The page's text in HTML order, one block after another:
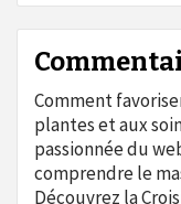
Comment
plantes et aux
passionnée du
comprendre le
Découvrez la